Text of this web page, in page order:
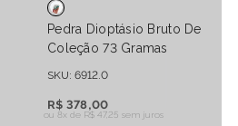
Pedra Dioptásio Bruto De
Coleção 73 Gramas
SKU: 6912.0
R$ 378,00
ou 8x de R$ 47,25 sem juros